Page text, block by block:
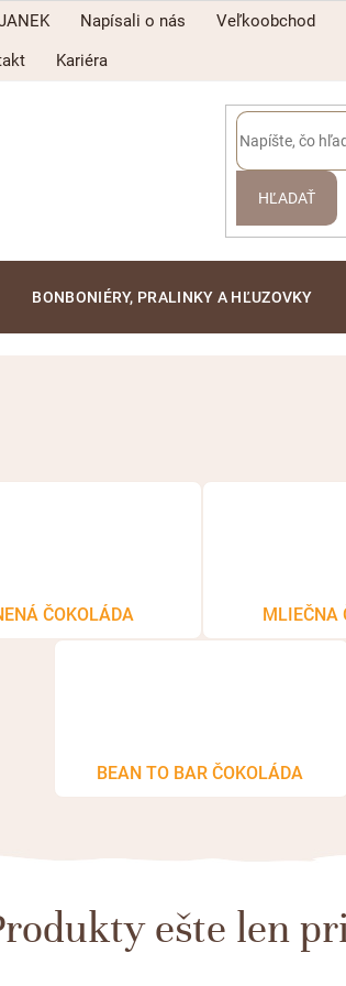
Napísali o nás Veľkoobchod
Kariéra
HĽADAŤ
BONBONIÉRY, PRALINKY A HĽUZOVKY
ČOKOLÁDA MLIEČNA
BEAN TO BAR ČOKOLÁDA
ešte len